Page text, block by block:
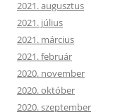
2021. augusztus
2021. július
2021. március
2021. február
2020. november
2020. október
2020. szeptember